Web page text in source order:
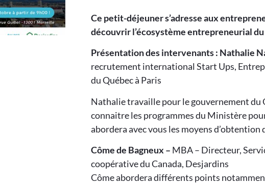
Ce petit-déjeuner s’adresse aux
découvrir l’écosystème entrepreneurial
Présentation des intervenants : Nathalie
recrutement international Start Ups,
du Québec à Paris
Nathalie travaille pour le gouvernement du
connaitre les programmes du Ministère
abordera avec vous les moyens
Côme de Bagneux – MBA – Directeur,
coopérative du Canada, Desjardins
Côme abordera différents points